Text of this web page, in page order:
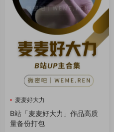
麦麦好大力
B站「麦麦好大力」作品高质
量备份打包